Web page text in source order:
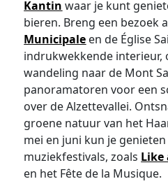
Kantin waar je kunt
bieren. Breng een bezoek
Municipale en de Église
indrukwekkende interieur,
wandeling naar de Mont
panoramatoren voor een
over de Alzettevallei.
groene natuur van het
mei en juni kun je
muziekfestivals, zoals Like
en het Fête de la Musique.